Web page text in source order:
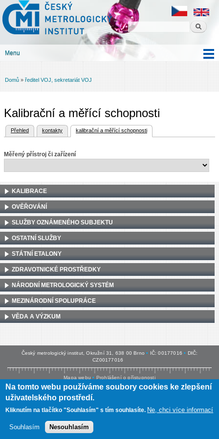
obsahu
Český
metrologický
institut
Menu
Jste zde
Domů » ředitel VOJ, sekretariát VOJ
Kalibrační a měřící schopnosti
Hlavní záložky
Přehled kontakty kalibrační a měřící schopnosti
(aktivní záložka)
Měřený přístroj či zařízení
KALIBRACE
OVĚŘOVÁNÍ
SLUŽBY OZNÁMENÉHO SUBJEKTU
OSTATNÍ SLUŽBY
STÁTNÍ ETALONY
ZDRAVOTNICKÉ PROSTŘEDKY
NÁRODNÍ METROLOGICKÝ SYSTÉM
MEZINÁRODNÍ SPOLUPRÁCE
VĚDA A VÝZKUM
Český metrologický institut, Okružní 31, 638 00 Brno • IČ: 00177016 • DIČ:
CZ00177016
Mapa webu • Prohlášení o přístupnosti
Na tomto webu používáme soubory cookies ke zlepšení
uživatelského prostředí.
Kliknutím na tlačítko "Souhlasím" s tím souhlasíte. Ne, chci více informací
Souhlasím Nesouhlasím